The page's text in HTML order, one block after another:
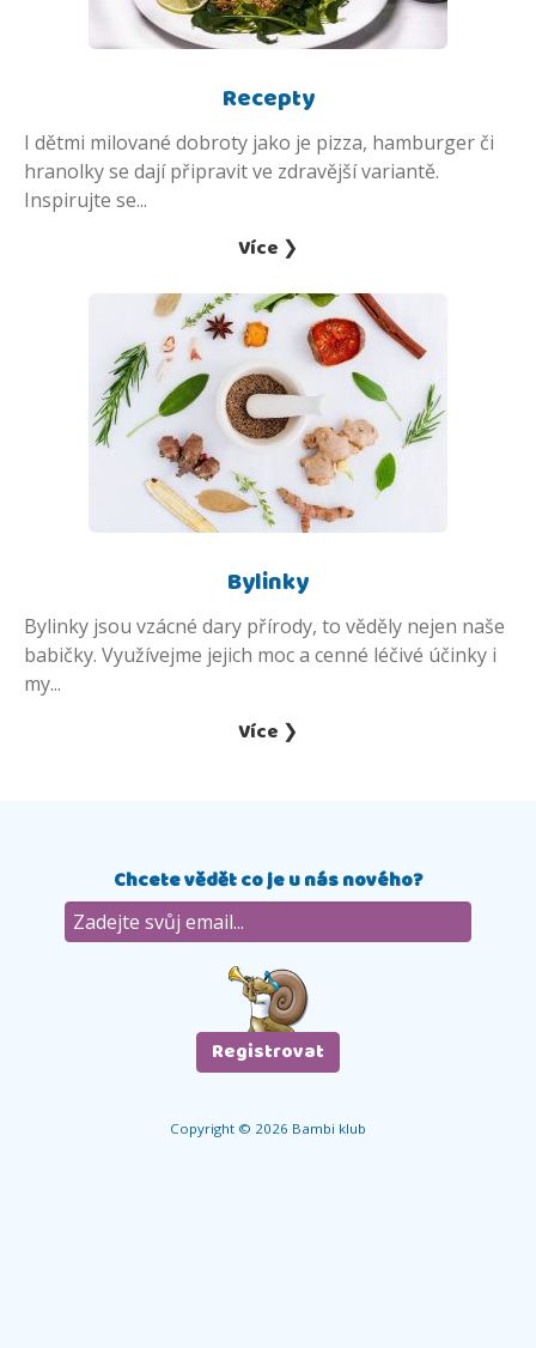
Recepty
I dětmi milované dobroty jako je pizza, hamburger či
hranolky se dají připravit ve zdravější variantě.
Inspirujte se...
Více ❯
Bylinky
Bylinky jsou vzácné dary přírody, to věděly nejen naše
babičky. Využívejme jejich moc a cenné léčivé účinky i
my...
Více ❯
Chcete vědět co je u nás nového?
Copyright © 2026 Bambi klub